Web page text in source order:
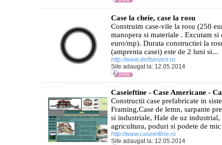
Case la cheie, case la rosu
Construim case-vile la rosu (250
manopera si materiale . Excutam
euro/mp). Durata constructiei la
(amprenta casei) este de 2 luni si...
http://www.delfservicii.ro
Site adaugat la: 12.05.2014
Caseieftine - Case Americane -
Constructii case prefabricate in
Framing,Case de lemn, sarpante
si industriale, Hale de uz
agricultura, poduri si podete de
http://www.caseieftine.ro
Site adaugat la: 12.05.2014